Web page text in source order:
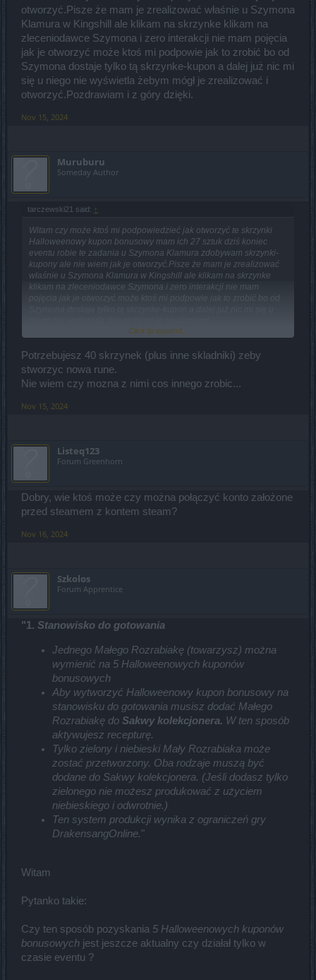
otworzyć.Pisze że mam je zrealizować właśnie u Szymona
Klamura w Kingshill ale klikam na skrzynke klikam na
zleceniodawce Szymona i zero interakcji nie mam pojęcia
jak je otworzyć może ktoś mi podpowie jak to zrobić bo od
Szymona dostaje tylko tą skrzynke-kupon a dalej już nic mi
się u niego nie wyświetla żebym mógł je zrealizować i
otworzyć.Pozdrawiam i z góry dzięki.
Nov 15, 2024
Muruburu
Someday Author
tarczewski21 said: ↑
Witam czy może ktoś mi podpowiedzieć jak otworzyć te skrzynki
Halloweenowy kupon bonusowy mam ich 27 sztuk dziś koniec
eventu robie te zadania u Szymona Klamura zdobywam skrzynki-
kupony ale nie wiem jak je otworzyć.Pisze że mam je zrealizować
właśnie u Szymona Klamura w Kingshill ale klikam na skrzynke
klikam na zleceniodawce Szymona i zero interakcji nie mam
pojęcia jak je otworzyć może ktoś mi podpowie jak to zrobić bo od
otworzyć.Pozdrawiam i z góry dzięki.
Click to expand...
Potrzebujesz 40 skrzynek (plus inne skladniki) zeby
stworzyc nowa rune.
Nie wiem czy mozna z nimi cos innego zrobic...
Nov 15, 2024
Listeq123
Forum Greenhorn
Dobry, wie ktoś może czy można połączyć konto założone
przed steamem z kontem steam?
Nov 16, 2024
Szkolos
Forum Apprentice
"1. Stanowisko do gotowania
Jednego Małego Rozrabiakę (towarzysz) można
wymienić na 5 Halloweenowych kuponów
bonusowych
Aby wytworzyć Halloweenowy kupon bonusowy na
stanowisku do gotowania musisz dodać Małego
Rozrabiakę do Sakwy kolekcjonera. W ten sposób
aktywujesz recepturę.
Tylko zielony i niebieski Mały Rozrabiaka może
zostać przetworzony. Oba rodzaje muszą być
dodane do Sakwy kolekcjonera. (Jeśli dodasz tylko
zielonego nie możesz produkować z użyciem
niebieskiego i odwrotnie.)
Ten system produkcji wynika z ograniczeń gry
DrakensangOnline."
Witam
Pytanko takie:
Czy ten sposób pozyskania 5 Halloweenowych kuponów
bonusowych jest jeszcze aktualny czy działał tylko w
czasie eventu ?